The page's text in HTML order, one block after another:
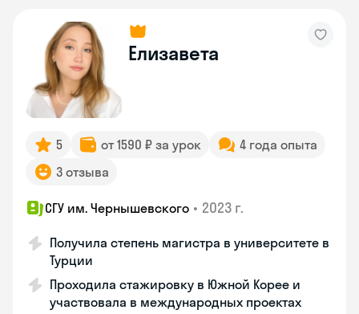
Елизавета
5 от 1590 ₽ за урок
4 года опыта
3 отзыва
СГУ им. Чернышевского • 2023 г.
Получила степень магистра в университете в
Турции
Проходила стажировку в Южной Корее и
участвовала в международных проектах